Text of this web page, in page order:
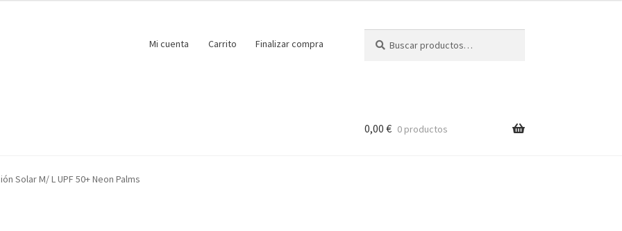
Mi cuenta Carrito Finalizar compra
por:
0,00 € 0 productos
Solar M/ L UPF 50+ Neon Palms